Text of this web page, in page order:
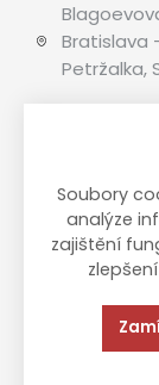
Bratislava
Petržalka,
Možnosti
Táto stránka
and
Soubory
analýze
zajištění